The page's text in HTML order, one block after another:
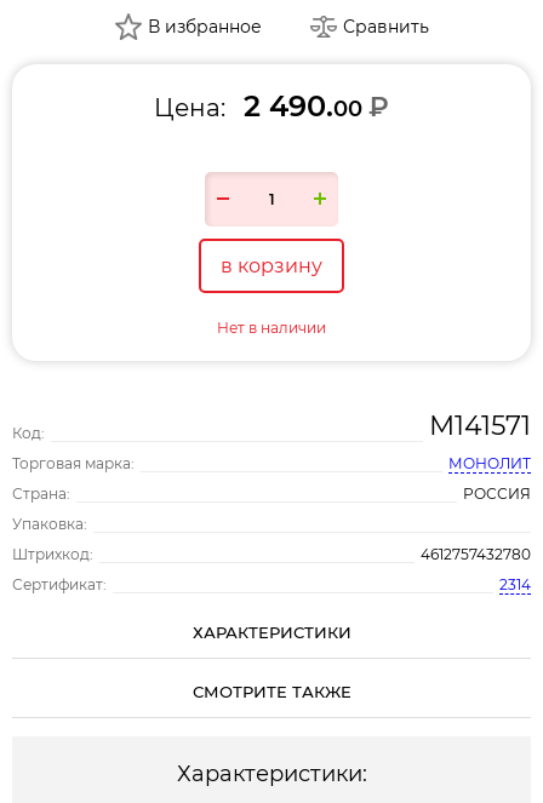
Код: М141571
Торговая марка:
МОНОЛИТ
Страна:
РОССИЯ
Упаковка:
Штрихкод:
4612757432780
Сертификат:
2314
В избранное Сравнить
Цена: 2 490.00 ₽
в корзину
Нет в наличии
ХАРАКТЕРИСТИКИ
СМОТРИТЕ ТАКЖЕ
Характеристики: